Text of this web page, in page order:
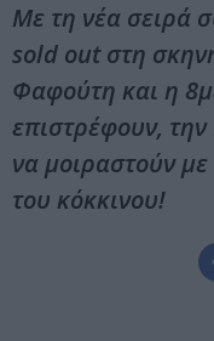
Με τη νέα σειρά
sold out στη
Φαφούτη και η
επιστρέφουν,
να μοιραστούν
του κόκκινου!